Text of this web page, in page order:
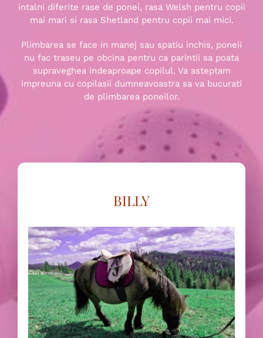
intalni diferite rase de ponei, rasa Welsh pentru copii
mai mari si rasa Shetland pentru copii mai mici.
Plimbarea se face in manej sau spatiu inchis, poneii
nu fac traseu pe obcina pentru ca parintii sa poata
supraveghea indeaproape copilul. Va asteptam
impreuna cu copilasii dumneavoastra sa va bucurati
de plimbarea poneilor.
BILLY